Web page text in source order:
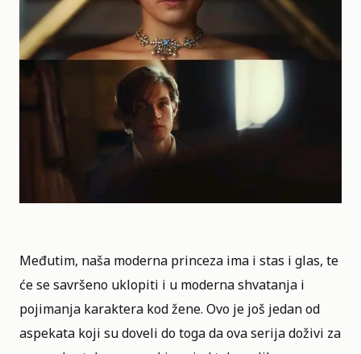
Međutim, naša moderna princeza ima i stas i glas, te
će se savršeno uklopiti i u moderna shvatanja i
pojimanja karaktera kod žene. Ovo je još jedan od
aspekata koji su doveli do toga da ova serija doživi za